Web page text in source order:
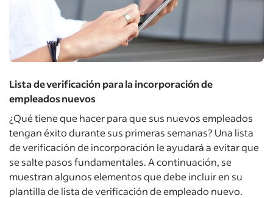
Lista de verificación para la incorporación de
empleados nuevos
¿Qué tiene que hacer para que sus nuevos empleados
tengan éxito durante sus primeras semanas? Una lista
de verificación de incorporación le ayudará a evitar que
se salte pasos fundamentales. A continuación, se
muestran algunos elementos que debe incluir en su
plantilla de lista de verificación de empleado nuevo.